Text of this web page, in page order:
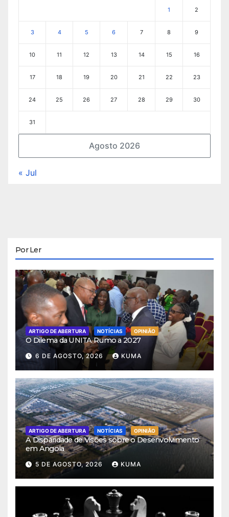
Agosto 2026
1 2
3 4 5 6 7 8 9
10 11 12 13 14 15 16
17 18 19 20 21 22 23
24 25 26 27 28 29 30
31
« Jul
Por Ler
ARTIGO DE ABERTURA NOTÍCIAS OPINIÃO
O Dilema da UNITA Rumo a 2027
6 DE AGOSTO, 2026 KUMA
ARTIGO DE ABERTURA NOTÍCIAS OPINIÃO
A Disparidade de Visões sobre o Desenvolvimento
em Angola
5 DE AGOSTO, 2026 KUMA